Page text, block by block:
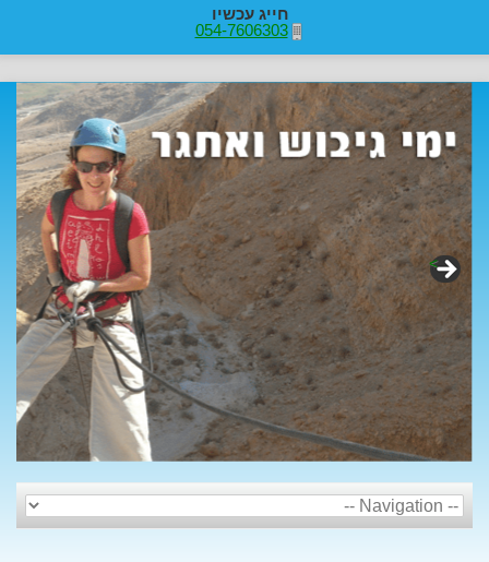
חייג עכשיו
054-7606303
>